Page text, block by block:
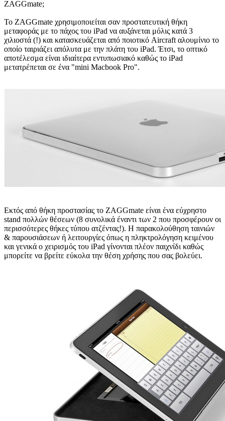
ZAGGmate;
Το ZAGGmate χρησιμοποιείται σαν προστατευτική θήκη
μεταφοράς με το πάχος του iPad να αυξάνεται μόλις κατά 3
χιλιοστά (!) και κατασκευάζεται από ποιοτικό Aircraft αλουμίνιο το
οποίο ταιριάζει απόλυτα με την πλάτη του iPad. Έτσι, το οπτικό
αποτέλεσμα είναι ιδιαίτερα εντυπωσιακό καθώς το iPad
μετατρέπεται σε ένα "mini Macbook Pro".
Εκτός από θήκη προστασίας το ZAGGmate είναι ένα εύχρηστο
stand πολλών θέσεων (8 συνολικά έναντι των 2 που προσφέρουν οι
περισσότερες θήκες τύπου ατζέντας!). Η παρακολούθηση ταινιών
& παρουσιάσεων ή λειτουργίες όπως η πληκτρολόγηση κειμένου
και γενικά ο χειρισμός του iPad γίνονται πλέον παιχνίδι καθώς
μπορείτε να βρείτε εύκολα την θέση χρήσης που σας βολεύει.